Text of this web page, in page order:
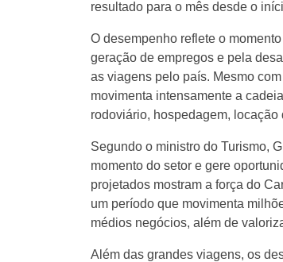
resultado para o mês desde o
O desempenho reflete o
geração de empregos e pela
as viagens pelo país. Mesmo
movimenta intensamente a
rodoviário, hospedagem,
Segundo o ministro do Turismo,
momento do setor e gere
projetados mostram a força do
um período que movimenta
médios negócios, além de
Além das grandes viagens, os